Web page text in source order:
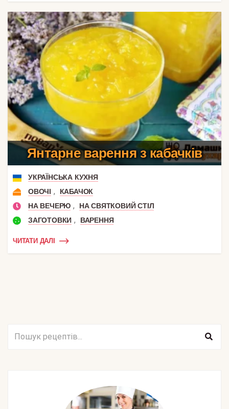
Янтарне варення з кабачків
УКРАЇНСЬКА КУХНЯ
ОВОЧІ ,
КАБАЧОК
НА ВЕЧЕРЮ ,
НА СВЯТКОВИЙ СТІЛ
ЗАГОТОВКИ , ВАРЕННЯ
ЧИТАТИ ДАЛІ